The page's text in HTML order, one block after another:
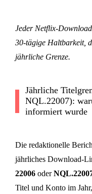
Jeder Netflix-
30-tägige Haltbarkeit,
jährliche Grenze.
Jährliche
NQL.22007):
informiert wurde
Die redaktionelle
jährliches Download-
22006oder
Titel und Konto im